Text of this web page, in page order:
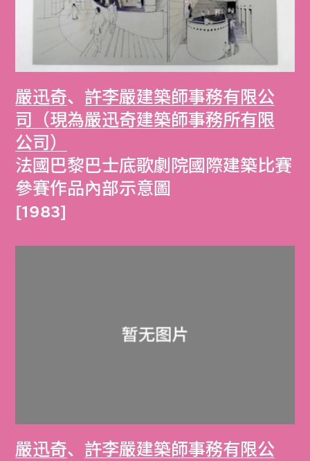
嚴迅奇、 許李嚴建築師事務有限公
司（現為嚴迅奇建築師事務所有限
公司）
法國巴黎巴士底歌劇院國際建築比賽
參賽作品內部示意圖
[1983]
嚴迅奇、 許李嚴建築師事務有限公